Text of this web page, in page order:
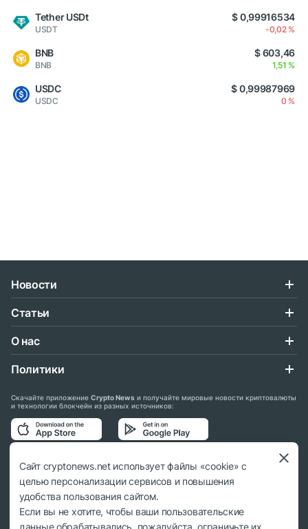
Tether USDt
USDT
$ 0,99916534
-0,02 %
BNB
BNB
$ 603,46
1,51 %
USDC
USDC
$ 0,99987969
0 %
Новости
Статьи
О нас
Политики
Скачайте приложение Crypto News и получайте мировые новости криптовалюты
и технологии блокчейн из разных источников:
Подписывайтесь на нас в социальных сетях:
Сайт cryptonews.net использует файлы «cookie» с
целью персонализации сервисов и повышения
удобства пользования сайтом.
Если вы не хотите, чтобы ваши пользовательские
данные обрабатывались, пожалуйста, ограничьте их